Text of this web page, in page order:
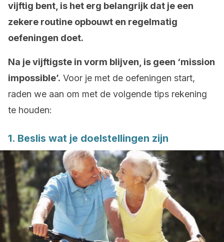
vijftig bent, is het erg belangrijk dat je een
zekere routine opbouwt en regelmatig
oefeningen doet.
Na je vijftigste in vorm blijven, is geen ‘mission
impossible’. Voor je met de oefeningen start,
raden we aan om met de volgende tips rekening
te houden:
1. Beslis wat je doelstellingen zijn